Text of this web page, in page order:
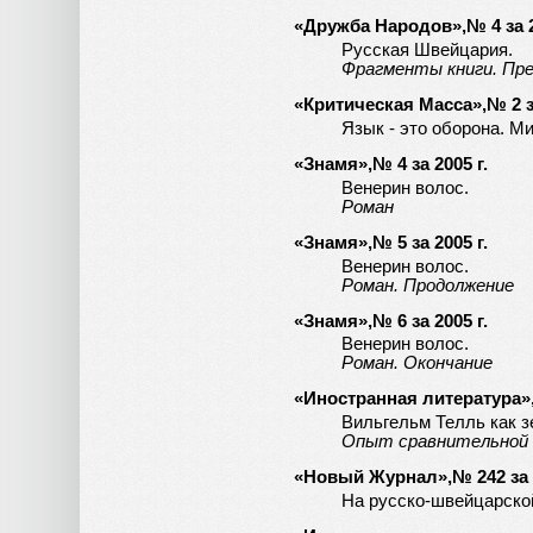
«Дружба Народов»,№ 4 за
Русская Швейцария.
Фрагменты книги.
«Критическая Масса»,№ 2
Язык - это оборона.
«Знамя»,№ 4 за 2005 г.
Венерин волос.
Роман
«Знамя»,№ 5 за 2005 г.
Венерин волос.
Роман. Продолжение
«Знамя»,№ 6 за 2005 г.
Венерин волос.
Роман. Окончание
«Иностранная
Вильгельм Телль как
Опыт сравнительной
«Новый Журнал»,№ 242 за
На русско-